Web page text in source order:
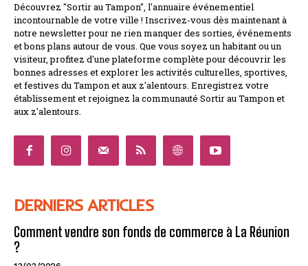
Découvrez "Sortir au Tampon", l'annuaire événementiel
incontournable de votre ville ! Inscrivez-vous dès maintenant à
notre newsletter pour ne rien manquer des sorties, événements
et bons plans autour de vous. Que vous soyez un habitant ou un
visiteur, profitez d'une plateforme complète pour découvrir les
bonnes adresses et explorer les activités culturelles, sportives,
et festives du Tampon et aux z'alentours. Enregistrez votre
établissement et rejoignez la communauté Sortir au Tampon et
aux z'alentours.
DERNIERS ARTICLES
Comment vendre son fonds de commerce à La Réunion
?